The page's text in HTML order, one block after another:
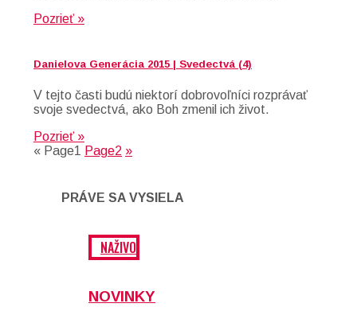
Pozrieť »
Danielova Generácia 2015 | Svedectvá (4)
V tejto časti budú niektorí dobrovoľníci rozprávať
svoje svedectvá, ako Boh zmenil ich život.
Pozrieť »
« Page1 Page2 »
PRÁVE SA VYSIELA
NAŽIVO
NOVINKY